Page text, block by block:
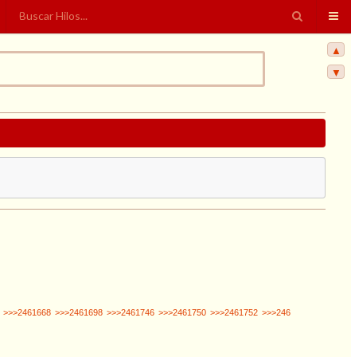
>>>2461668 >>>2461698 >>>2461746 >>>2461750 >>>2461752 >>>246
▲
▼